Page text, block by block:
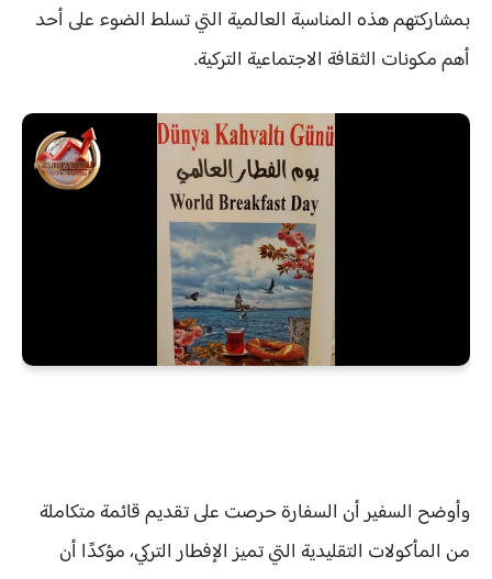
بمشاركتهم هذه المناسبة العالمية التي تسلط الضوء على أحد
أهم مكونات الثقافة الاجتماعية التركية.
وأوضح السفير أن السفارة حرصت على تقديم قائمة متكاملة
من المأكولات التقليدية التي تميز الإفطار التركي، مؤكدًا أن